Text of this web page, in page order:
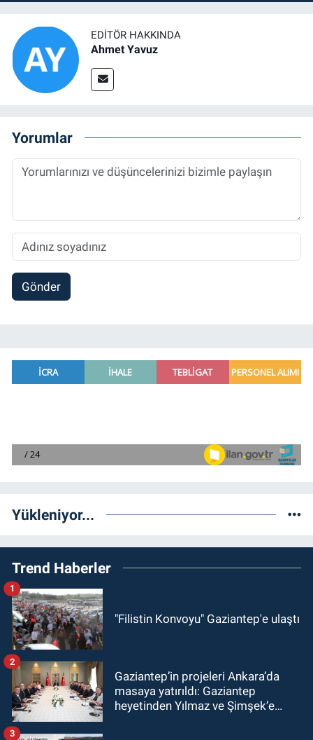
EDITÖR HAKKINDA
Ahmet Yavuz
Yorumlar
Gönder
Yükleniyor...
Trend Haberler
"Filistin Konvoyu" Gaziantep'e ulaştı
1
Gaziantep’in projeleri Ankara’da
masaya yatırıldı: Gaziantep
heyetinden Yılmaz ve Şimşek’e
2
3